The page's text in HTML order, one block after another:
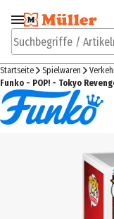
Zur Navigation
springen
Suchbegriffe /
Startseite Spielwaren
Funko - POP! - Tokyo